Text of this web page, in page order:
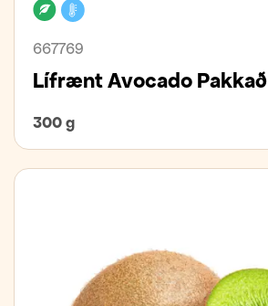
Lífrænt
667769
Lífrænt Avocado Pakkað
300 g